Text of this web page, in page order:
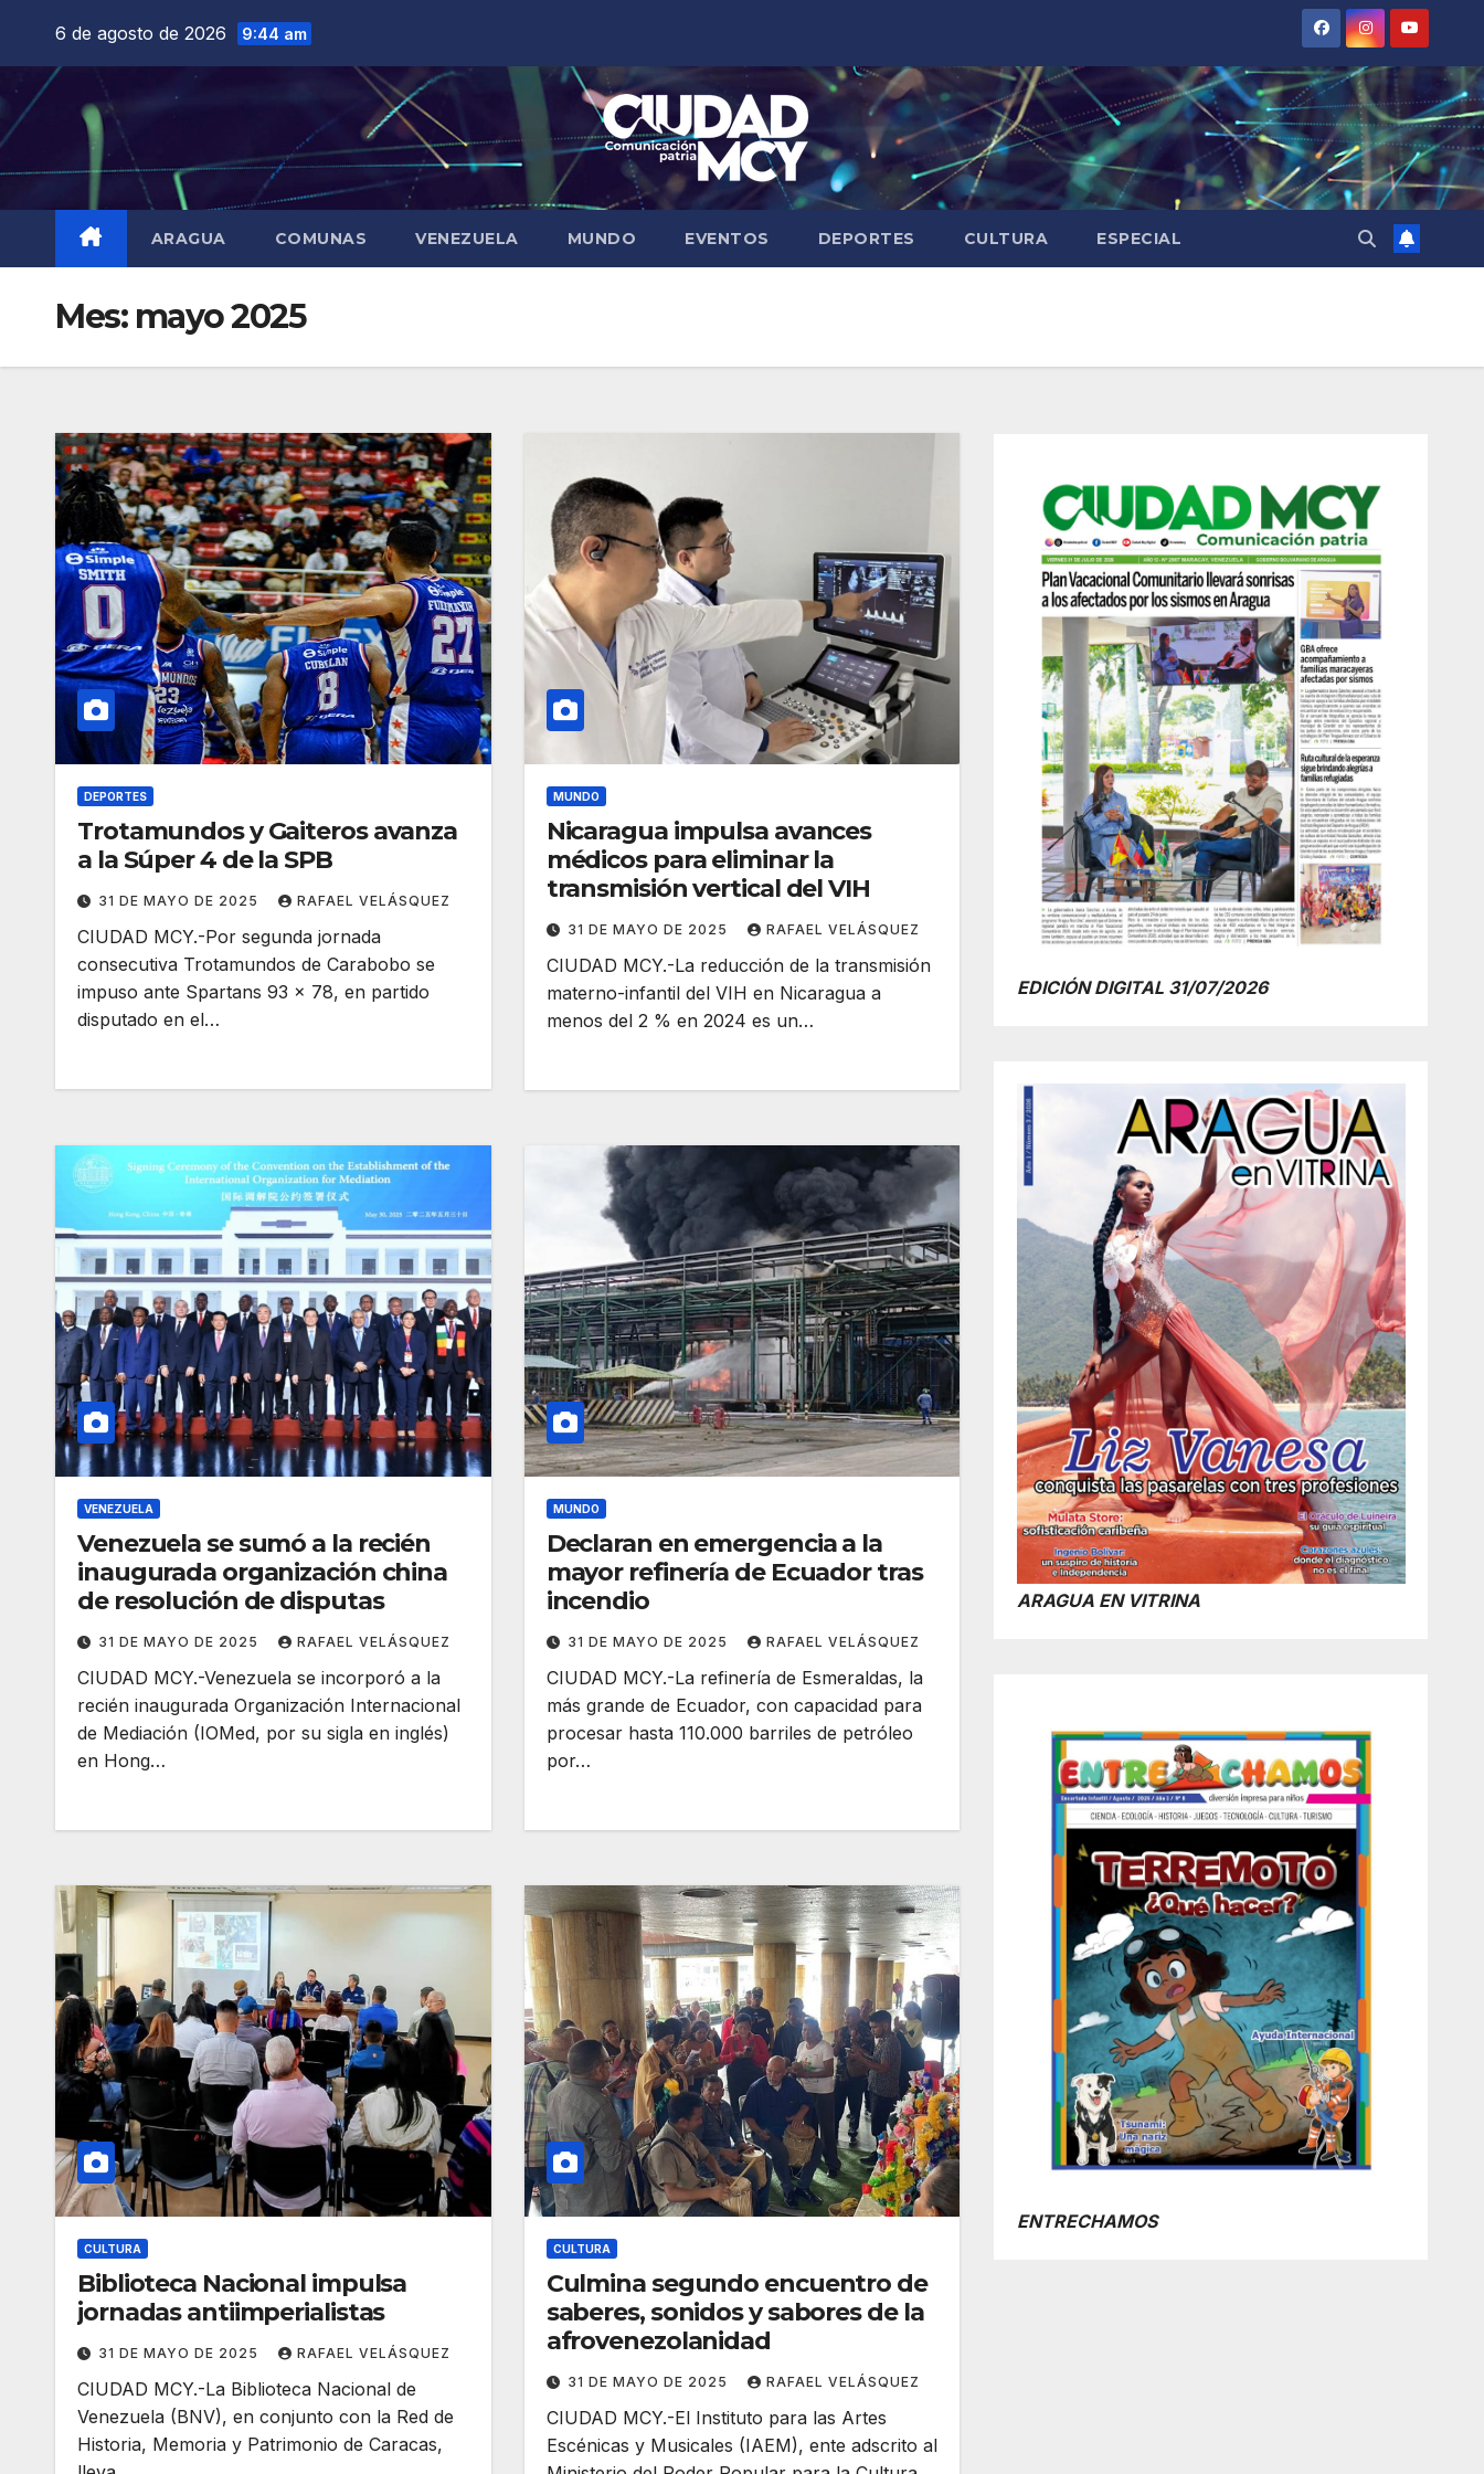
contenido
6 de agosto de 2026 9:44 am
ARAGUA COMUNAS VENEZUELA MUNDO EVENTOS DEPORTES CULTURA ESPECIAL
Mes: mayo 2025
DEPORTES
Trotamundos y Gaiteros avanza
a la Súper 4 de la SPB
31 DE MAYO DE 2025 RAFAEL VELÁSQUEZ
CIUDAD MCY.-Por segunda jornada
consecutiva Trotamundos de Carabobo se
impuso ante Spartans 93 x 78, en partido
disputado en el…
MUNDO
Nicaragua impulsa avances
médicos para eliminar la
transmisión vertical del VIH
31 DE MAYO DE 2025 RAFAEL VELÁSQUEZ
CIUDAD MCY.-La reducción de la transmisión
materno-infantil del VIH en Nicaragua a
menos del 2 % en 2024 es un…
VENEZUELA
Venezuela se sumó a la recién
inaugurada organización china
de resolución de disputas
31 DE MAYO DE 2025 RAFAEL VELÁSQUEZ
CIUDAD MCY.-Venezuela se incorporó a la
recién inaugurada Organización Internacional
de Mediación (IOMed, por su sigla en inglés)
en Hong…
MUNDO
Declaran en emergencia a la
mayor refinería de Ecuador tras
incendio
31 DE MAYO DE 2025 RAFAEL VELÁSQUEZ
CIUDAD MCY.-La refinería de Esmeraldas, la
más grande de Ecuador, con capacidad para
procesar hasta 110.000 barriles de petróleo
por…
CULTURA
Biblioteca Nacional impulsa
jornadas antiimperialistas
31 DE MAYO DE 2025 RAFAEL VELÁSQUEZ
CIUDAD MCY.-La Biblioteca Nacional de
Venezuela (BNV), en conjunto con la Red de
Historia, Memoria y Patrimonio de Caracas,
CULTURA
Culmina segundo encuentro de
saberes, sonidos y sabores de la
afrovenezolanidad
31 DE MAYO DE 2025 RAFAEL VELÁSQUEZ
CIUDAD MCY.-El Instituto para las Artes
Escénicas y Musicales (IAEM), ente adscrito al
EDICIÓN DIGITAL 31/07/2026
ARAGUA EN VITRINA
ENTRECHAMOS